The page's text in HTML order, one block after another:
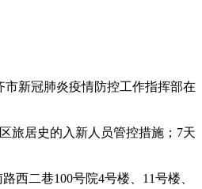
市新冠肺炎疫情防控工作指挥部在
旅居史的入新人员管控措施；7天
西二巷100号院4号楼、11号楼、